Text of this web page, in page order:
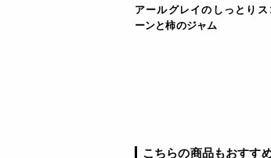
アールグレイのしっとりス
ーンと柿のジャム
こちらの商品もおすす